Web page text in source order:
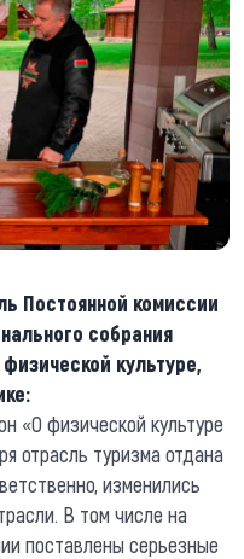
Постоянной комиссии
собрания
культуре,
«О физической культуре
отрасль туризма отдана
изменились
В том числе на
поставлены серьезные